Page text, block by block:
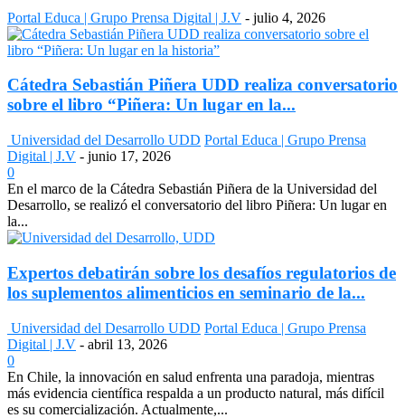
Portal Educa | Grupo Prensa Digital | J.V - julio 4, 2026
Cátedra Sebastián Piñera UDD realiza conversatorio
sobre el libro “Piñera: Un lugar en la...
Universidad del Desarrollo UDD Portal Educa | Grupo Prensa
Digital | J.V - junio 17, 2026
0
En el marco de la Cátedra Sebastián Piñera de la Universidad del
Desarrollo, se realizó el conversatorio del libro Piñera: Un lugar en
la...
Expertos debatirán sobre los desafíos regulatorios de
los suplementos alimenticios en seminario de la...
Universidad del Desarrollo UDD Portal Educa | Grupo Prensa
Digital | J.V - abril 13, 2026
0
En Chile, la innovación en salud enfrenta una paradoja, mientras
más evidencia científica respalda a un producto natural, más difícil
es su comercialización. Actualmente,...